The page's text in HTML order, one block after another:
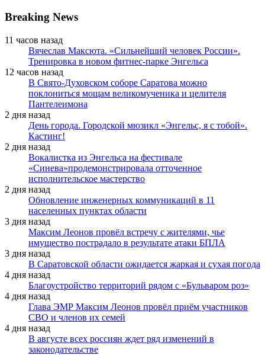
Breaking News
11 часов назад
Вячеслав Максюта. «Сильнейший человек России».
Тренировка в новом фитнес-парке Энгельса
12 часов назад
В Свято-Духовском соборе Саратова можно
поклониться мощам великомученика и целителя
Пантелеимона
2 дня назад
День города. Городской мюзикл «Энгельс, я с тобой».
Кастинг!
2 дня назад
Вокалистка из Энгельса на фестивале
«Синева»продемонстрировала отточенное
исполнительское мастерство
2 дня назад
Обновление инженерных коммуникаций в 11
населенных пунктах области
3 дня назад
Максим Леонов провёл встречу с жителями, чье
имущество пострадало в результате атаки БПЛА
3 дня назад
В Саратовской области ожидается жаркая и сухая погода
4 дня назад
Благоустройство территорий рядом с «Бульваром роз»
4 дня назад
Глава ЭМР Максим Леонов провёл приём участников
СВО и членов их семей
4 дня назад
В августе всех россиян ждет ряд изменений в
законодательстве